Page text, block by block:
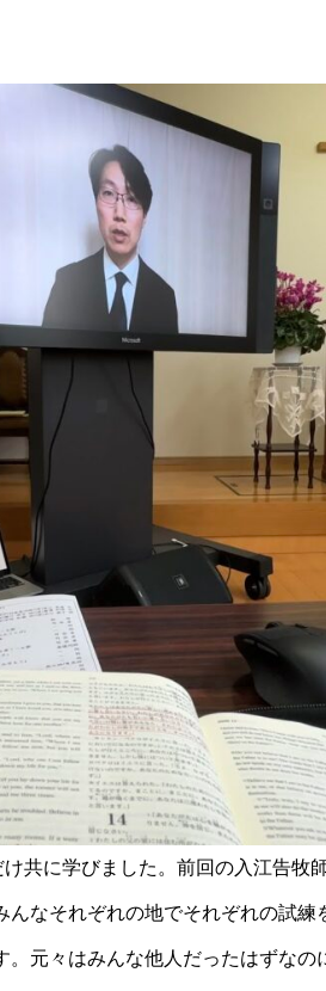
共に学びました。前回の入江告牧
なそれぞれの地でそれぞれの試練
元々はみんな他人だったはずなの